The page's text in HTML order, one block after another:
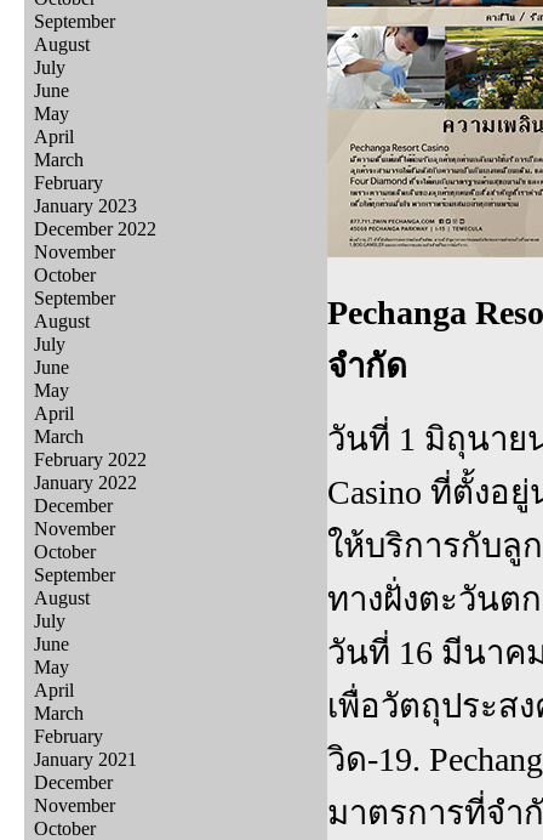
September
August
July
June
May
April
March
February
January 2023
December 2022
November
October
September
August
July
June
May
April
March
February 2022
January 2022
December
November
October
September
August
July
June
May
April
March
February
January 2021
December
November
October
Pechanga
จำกัด
วันที่ 1 มิถุนายน
Casino ที่ตั้งอยู่
ให้บริการกับลู
ทางฝั่งตะวันต
วันที่ 16 มีนาค
เพื่อวัตถุประส
วิด-19.
มาตรการที่จำ